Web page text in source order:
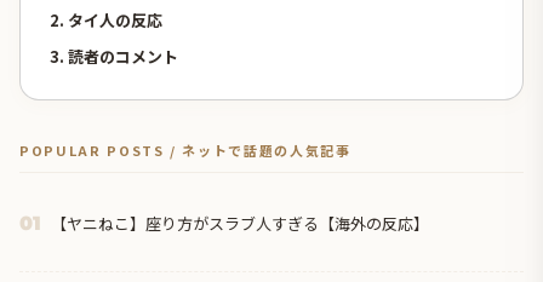
2. タイ人の反応
3. 読者のコメント
POPULAR POSTS / ネットで話題の人気記事
01 【ヤニねこ】座り方がスラブ人すぎる【海外の反応】